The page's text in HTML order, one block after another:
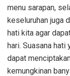
menu sarapan,
keseluruhan juga
hati kita agar
hari. Suasana
dapat
kemungkinan